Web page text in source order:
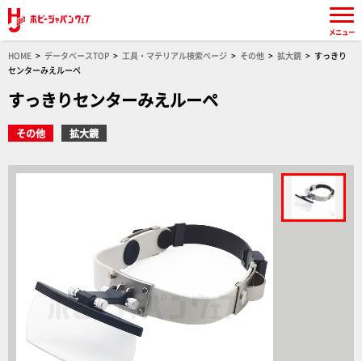
HOME データベースTOP 工具・マテリアル検索ページ その他 拡大鏡
すっきり
センターみえルーペ
すっきりセンターみえルーペ
その他 拡大鏡
メニュー